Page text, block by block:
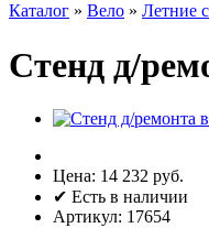
Каталог » Вело » Летние
Стенд д/
Цена: 14 232 руб.
✔ Есть в наличии
Артикул: 17654